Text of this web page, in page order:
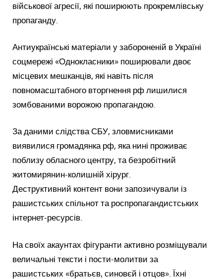
військової агресії, які поширюють прокремлівську
пропаганду.
Антиукраїнські матеріали у забороненій в Україні
соцмережі «Однокласники» поширювали двоє
місцевих мешканців, які навіть після
повномасштабного вторгнення рф лишилися
зомбованими ворожою пропагандою.
За даними слідства СБУ, зловмисниками
виявилися громадянка рф, яка нині проживає
поблизу обласного центру, та безробітний
житомирянин-колишній хірург.
Деструктивний контент вони запозичували із
рашистських спільнот та роспропагандистських
інтернет-ресурсів.
На своїх акаунтах фігуранти активно розміщували
величальні тексти і пости-молитви за
рашистських «братьєв, синовєй і отцов». Їхні